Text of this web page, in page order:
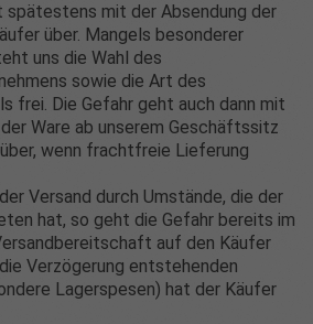
spätestens mit der Absendung der
über. Mangels besonderer
uns die Wahl des
sowie die Art des
frei. Die Gefahr geht auch dann mit
Ware ab unserem Geschäftssitz
wenn frachtfreie Lieferung
Versand durch Umstände, die der
hat, so geht die Gefahr bereits im
auf den Käufer
Verzögerung entstehenden
Lagerspesen) hat der Käufer